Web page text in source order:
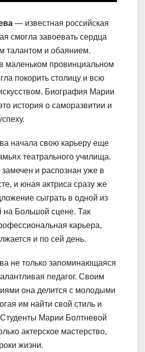
— известная российская
смогла завоевать сердца
талантом и обаянием.
маленьком провинциальном
покорить столицу и всю
Биография Марии
история о саморазвитии и
начала свою карьеру еще
театрального училища.
и распознан уже в
и юная актриса сразу же
сыграть в одной из
на Большой сцене. Так
карьера,
и по сей день.
не только запоминающаяся
педагог. Своим
она делится с молодыми
им найти свой стиль и
Студенты Марии Болтневой
актерское мастерство,
жизни.